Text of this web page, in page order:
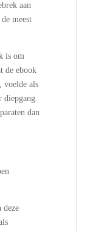
aan
meest
is om
de ebook
voelde als
diepgang.
dan
deze